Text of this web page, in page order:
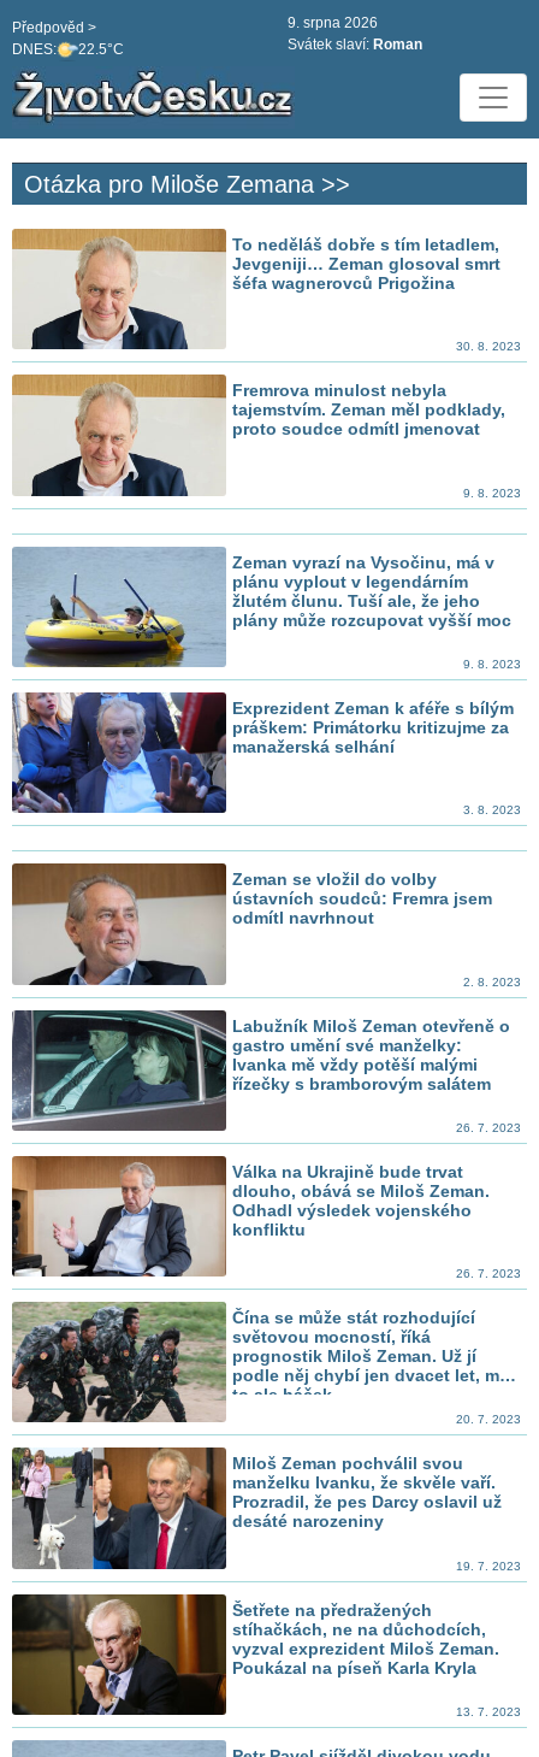
DNES: 22.5°C
Předpověd >
9. srpna 2026
Svátek slaví: Roman
Otázka pro Miloše Zemana >>
To neděláš dobře s tím letadlem,
Jevgeniji… Zeman glosoval smrt
šéfa wagnerovců Prigožina
30. 8. 2023
Fremrova minulost nebyla
tajemstvím. Zeman měl podklady,
proto soudce odmítl jmenovat
9. 8. 2023
Zeman vyrazí na Vysočinu, má v
plánu vyplout v legendárním
žlutém člunu. Tuší ale, že jeho
plány může rozcupovat vyšší moc
9. 8. 2023
Exprezident Zeman k aféře s bílým
práškem: Primátorku kritizujme za
manažerská selhání
3. 8. 2023
Zeman se vložil do volby
ústavních soudců: Fremra jsem
odmítl navrhnout
2. 8. 2023
Labužník Miloš Zeman otevřeně o
gastro umění své manželky:
Ivanka mě vždy potěší malými
řízečky s bramborovým salátem
26. 7. 2023
Válka na Ukrajině bude trvat
dlouho, obává se Miloš Zeman.
Odhadl výsledek vojenského
konfliktu
26. 7. 2023
Čína se může stát rozhodující
světovou mocností, říká
prognostik Miloš Zeman. Už jí
podle něj chybí jen dvacet let, má
to ale háček
20. 7. 2023
Miloš Zeman pochválil svou
manželku Ivanku, že skvěle vaří.
Prozradil, že pes Darcy oslavil už
desáté narozeniny
19. 7. 2023
Šetřete na předražených
stíhačkách, ne na důchodcích,
vyzval exprezident Miloš Zeman.
Poukázal na píseň Karla Kryla
13. 7. 2023